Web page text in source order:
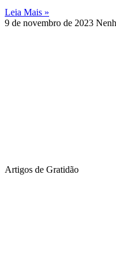
Leia Mais »
9 de novembro de 2023
Artigos de Gratidão